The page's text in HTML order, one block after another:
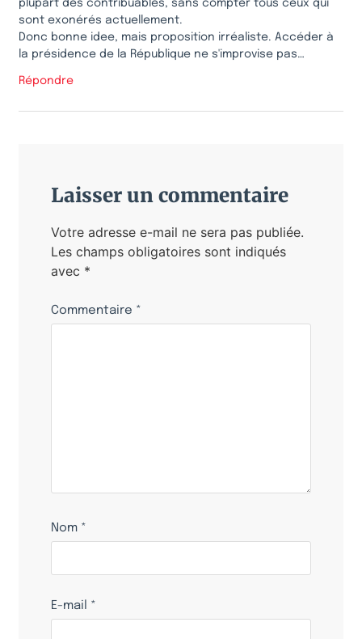
plupart des contribuables, sans compter tous ceux qui
sont exonérés actuellement.
Donc bonne idee, mais proposition irréaliste. Accéder à
la présidence de la République ne s'improvise pas…
Répondre
Laisser un commentaire
Votre adresse e-mail ne sera pas publiée.
Les champs obligatoires sont indiqués
avec *
Commentaire *
Nom *
E-mail *